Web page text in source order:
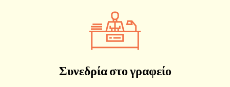
Συνεδρία στο γραφείο